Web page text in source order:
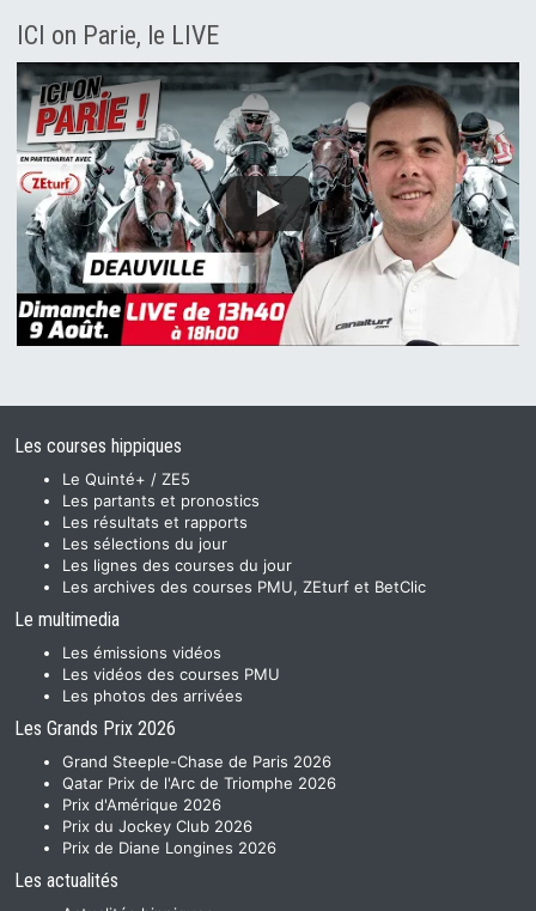
ICI on Parie, le LIVE
Les courses hippiques
Le Quinté+ / ZE5
Les partants et pronostics
Les résultats et rapports
Les sélections du jour
Les lignes des courses du jour
Les archives des courses PMU, ZEturf et BetClic
Le multimedia
Les émissions vidéos
Les vidéos des courses PMU
Les photos des arrivées
Les Grands Prix 2026
Grand Steeple-Chase de Paris 2026
Qatar Prix de l'Arc de Triomphe 2026
Prix d'Amérique 2026
Prix du Jockey Club 2026
Prix de Diane Longines 2026
Les actualités